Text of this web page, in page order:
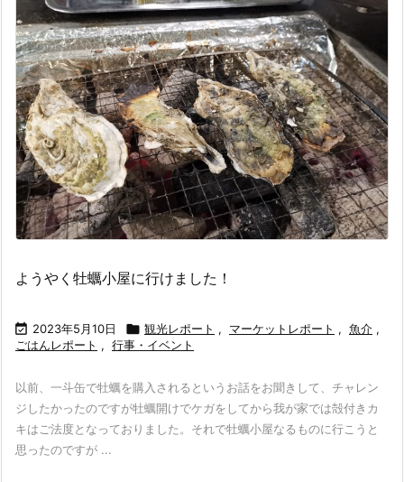
ようやく牡蠣小屋に行けました！
 2023年5月10日  観光レポート , マーケットレポート , 魚介 ,
ごはんレポート , 行事・イベント
以前、一斗缶で牡蠣を購入されるというお話をお聞きして、チャレン
ジしたかったのですが牡蠣開けでケガをしてから我が家では殻付きカ
キはご法度となっておりました。それで牡蠣小屋なるものに行こうと
思ったのですが ...